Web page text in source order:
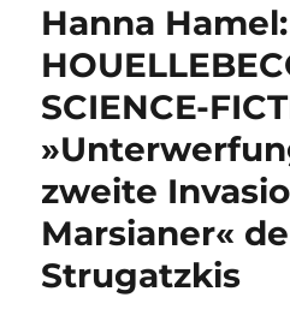
Hanna Hamel:
SCIENCE-
zweite
Marsianer«
Strugatzkis